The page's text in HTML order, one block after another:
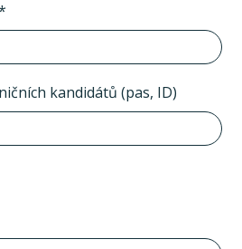
kandidátů (pas, ID)